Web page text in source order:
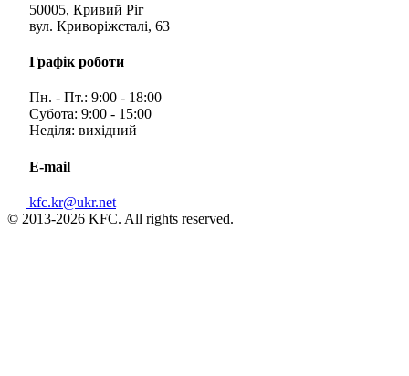
50005, Кривий Ріг
вул. Криворіжсталі, 63
Графік роботи
Пн. - Пт.: 9:00 - 18:00
Субота: 9:00 - 15:00
Неділя: вихідний
E-mail
kfc.kr@ukr.net
© 2013-2026 KFC. All rights reserved.